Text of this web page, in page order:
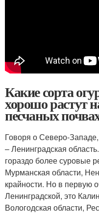
Какие сорта
хорошо растут
песчаных
Говоря о Северо-
– Ленинградская
гораздо более суровые
Мурманская области,
крайности. Но в первую
Ленинградской, это
Вологодская области,